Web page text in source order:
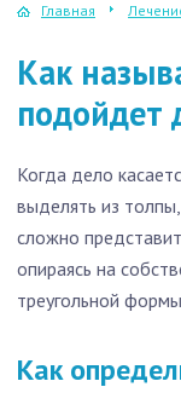
Главная
Как
подойдет
Когда дело
выделять из
сложно
опираясь на
треугольной
Как